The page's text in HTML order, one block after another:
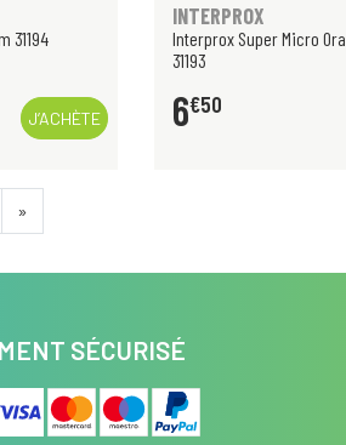
31194
J’ACHÈTE
INTERPROX
Interprox Super Micro
31193
6€50
»
SÉCURISÉ